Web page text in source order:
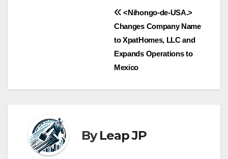
<Nihongo-de-USA.>
Changes Company Name
to XpatHomes, LLC and
Expands Operations to
Mexico
ByLeap JP